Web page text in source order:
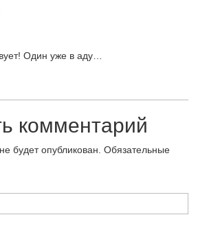
Один уже в аду…
комментарий
будет опубликован. Обязательные